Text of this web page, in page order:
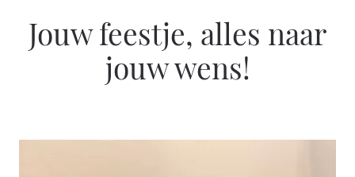
Jouw feestje, alles naar
jouw wens!